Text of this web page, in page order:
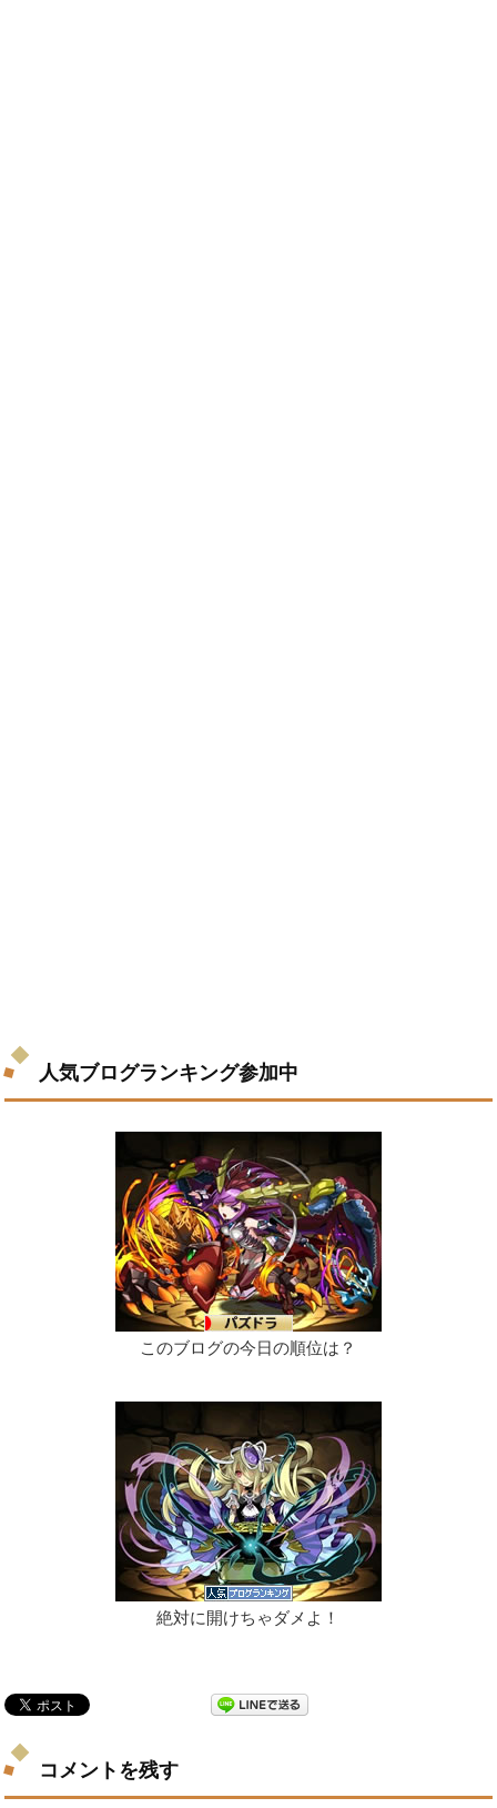
人気ブログランキング参加中
このブログの今日の順位は？
絶対に開けちゃダメよ！
コメントを残す